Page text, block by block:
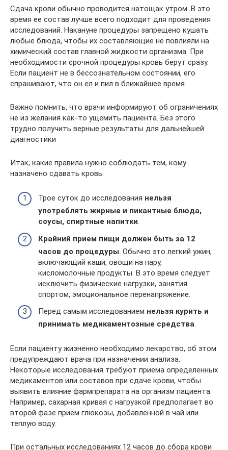
Сдача крови обычно проводится натощак утром. В это
время ее состав лучше всего подходит для проведения
исследований. Накануне процедуры запрещено кушать
любые блюда, чтобы их составляющие не повлияли на
химический состав главной жидкости организма. При
необходимости срочной процедуры кровь берут сразу.
Если пациент не в бессознательном состоянии, его
спрашивают, что он ел и пил в ближайшее время.
Важно помнить, что врачи информируют об ограничениях
не из желания как-то ущемить пациента. Без этого
трудно получить верные результаты для дальнейшей
диагностики
Итак, какие правила нужно соблюдать тем, кому
назначено сдавать кровь:
Трое суток до исследования нельзя
употреблять жирные и пикантные блюда,
соусы, спиртные напитки.
Крайний прием пищи должен быть за 12
часов до процедуры . Обычно это легкий ужин,
включающий каши, овощи на пару,
кисломолочные продукты. В это время следует
исключить физические нагрузки, занятия
спортом, эмоциональное перенапряжение.
Перед самым исследованием нельзя курить и
принимать медикаментозные средства.
Если пациенту жизненно необходимо лекарство, об этом
предупреждают врача при назначении анализа.
Некоторые исследования требуют приема определенных
медикаментов или составов при сдаче крови, чтобы
выявить влияние фармпрепарата на организм пациента.
Например, сахарная кривая с нагрузкой предполагает во
второй фазе прием глюкозы, добавленной в чай или
теплую воду.
При остальных исследованиях 12 часов до сбора крови